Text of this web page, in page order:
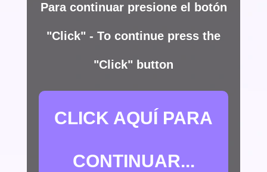
Para continuar presione el botón
"Click" - To continue press the
"Click" button
CLICK AQUÍ PARA
CONTINUAR...